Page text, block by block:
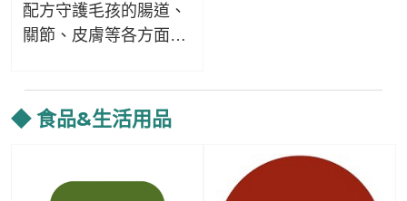
配方守護毛孩的腸道、
關節、皮膚等各方面健
光。
◆ 食品&生活用品